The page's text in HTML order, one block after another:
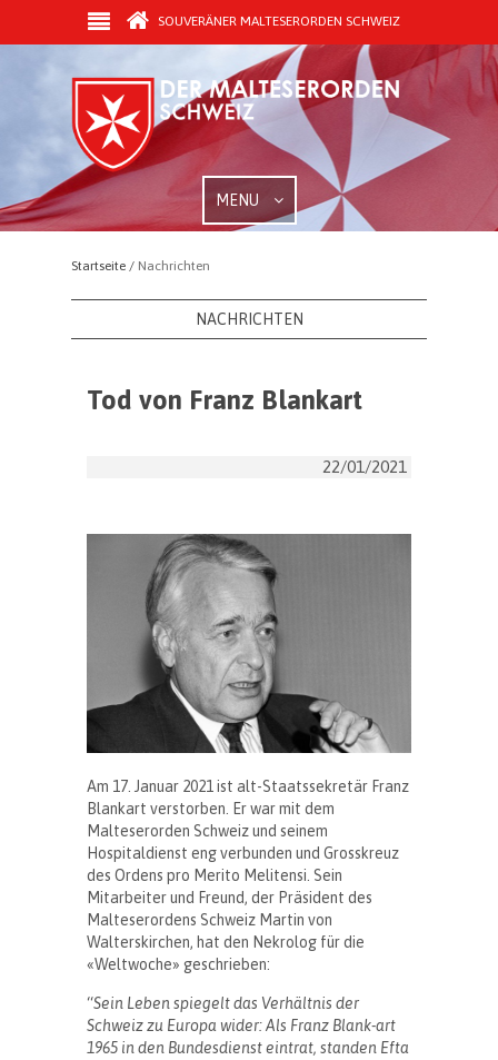
SOUVERÄNER MALTESERORDEN SCHWEIZ
MENU
Startseite / Nachrichten
NACHRICHTEN
Tod von Franz Blankart
22/01/2021
Am 17. Januar 2021 ist alt-Staatssekretär Franz
Blankart verstorben. Er war mit dem
Malteserorden Schweiz und seinem
Hospitaldienst eng verbunden und Grosskreuz
des Ordens pro Merito Melitensi. Sein
Mitarbeiter und Freund, der Präsident des
Malteserordens Schweiz Martin von
Walterskirchen, hat den Nekrolog für die
«Weltwoche» geschrieben:
“Sein Leben spiegelt das Verhältnis der
Schweiz zu Europa wider: Als Franz Blank-art
1965 in den Bundesdienst eintrat, standen Efta